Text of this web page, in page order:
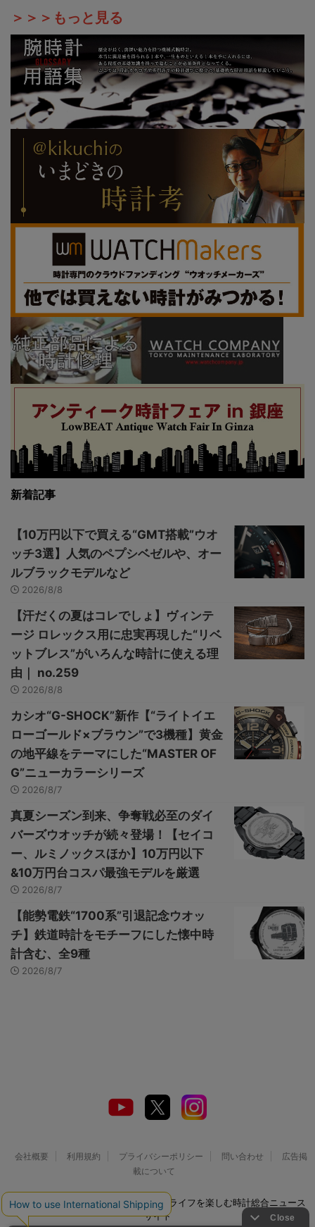
＞＞＞もっと見る
新着記事
【10万円以下で買える“GMT搭載”ウオ
ッチ3選】人気のペプシベゼルや、オー
ルブラックモデルなど
2026/8/8
【汗だくの夏はコレでしょ】ヴィンテ
ージ ロレックス用に忠実再現した“リベ
ットブレス”がいろんな時計に使える理
由｜ no.259
2026/8/8
カシオ“G-SHOCK”新作【“ライトイエ
ローゴールド×ブラウン”で3機種】黄金
の地平線をテーマにした“MASTER OF
G”ニューカラーシリーズ
2026/8/7
真夏シーズン到来、争奪戦必至のダイ
バーズウオッチが続々登場！【セイコ
ー、ルミノックスほか】10万円以下
&10万円台コスパ最強モデルを厳選
2026/8/7
【能勢電鉄“1700系”引退記念ウオッ
チ】鉄道時計をモチーフにした懐中時
計含む、全9種
2026/8/7
会社概要 利用規約 プライバシーポリシー 問い合わせ
広告掲
載について
© 2026 Watch LIFE NEWS｜ウオッチライフを楽しむ時計総合ニュース
サイト